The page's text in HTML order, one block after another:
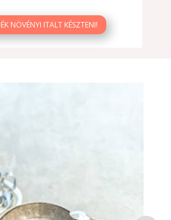
NÖVÉNYI ITALT KÉSZTENI!